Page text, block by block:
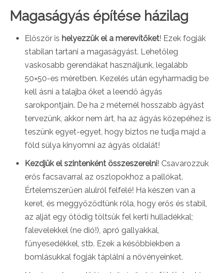
Magaságyás építése házilag
Először is helyezzük el a merevítőket! Ezek fogják
stabilan tartani a magaságyást. Lehetőleg
vaskosabb gerendákat használjunk, legalább
50×50-es méretben. Kezelés után egyharmadig be
kell ásni a talajba őket a leendő ágyás
sarokpontjain. De ha 2 méternél hosszabb ágyást
tervezünk, akkor nem árt, ha az ágyás közepéhez is
teszünk egyet-egyet, hogy biztos ne tudja majd a
föld súlya kinyomni az ágyás oldalát!
Kezdjük el szintenként összeszerelni! Csavarozzuk
erős facsavarral az oszlopokhoz a pallókat.
Értelemszerűen alulról felfelé! Ha készen van a
keret, és meggyőződtünk róla, hogy erős és stabil,
az alját egy ötödig töltsük fel kerti hulladékkal;
falevelekkel (ne dió!), apró gallyakkal,
fűnyesedékkel, stb. Ezek a későbbiekben a
bomlásukkal fogják táplálni a növényeinket.